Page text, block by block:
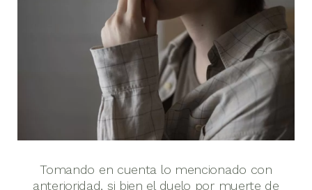
Tomando en cuenta lo mencionado con
anterioridad, si bien el duelo por muerte de